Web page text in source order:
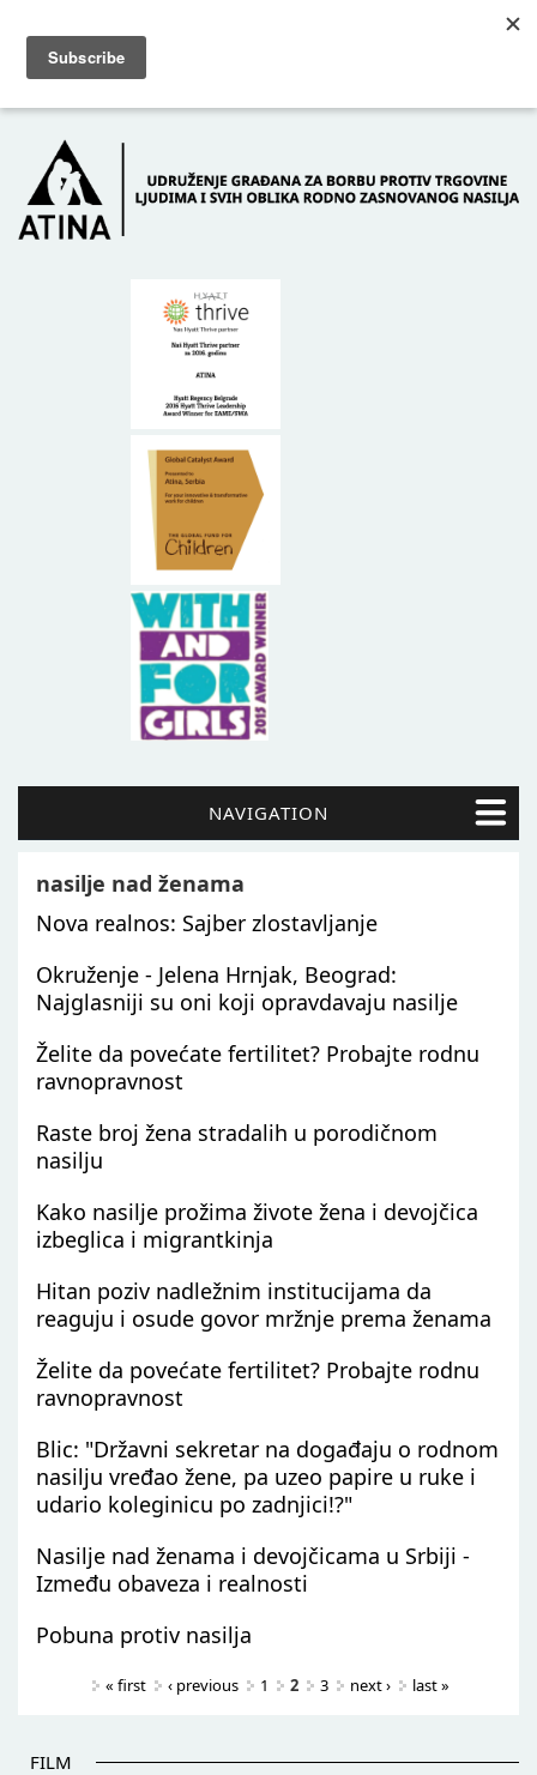
POČETNA O NAMA
NAVIGATION
nasilje nad ženama
Nova realnos: Sajber zlostavljanje
Okruženje - Jelena Hrnjak, Beograd:
Najglasniji su oni koji opravdavaju nasilje
Želite da povećate fertilitet? Probajte rodnu
ravnopravnost
Raste broj žena stradalih u porodičnom
nasilju
Kako nasilje prožima živote žena i devojčica
izbeglica i migrantkinja
Hitan poziv nadležnim institucijama da
reaguju i osude govor mržnje prema ženama
Želite da povećate fertilitet? Probajte rodnu
ravnopravnost
Blic: "Državni sekretar na događaju o rodnom
nasilju vređao žene, pa uzeo papire u ruke i
udario koleginicu po zadnjici!?"
Nasilje nad ženama i devojčicama u Srbiji -
Između obaveza i realnosti
Pobuna protiv nasilja
Pages « first ‹ previous 1 2 3 next › last »
FILM